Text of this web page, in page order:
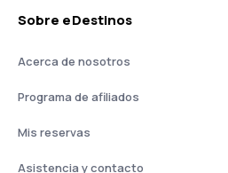
Sobre eDestinos
Acerca de nosotros
Programa de afiliados
Mis reservas
Asistencia y contacto